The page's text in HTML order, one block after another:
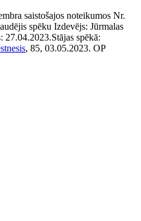
saistošajos noteikumos Nr.
spēku Izdevējs: Jūrmalas
27.04.2023.Stājas spēkā:
, 85, 03.05.2023. OP